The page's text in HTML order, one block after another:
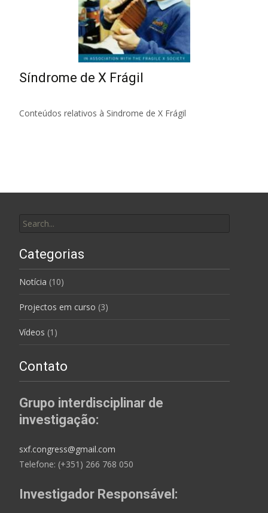
Síndrome de X Frágil
Conteúdos relativos à Sindrome de X Frágil
Categorias
Notícia (10)
Projectos em curso (3)
Vídeos (1)
Contato
Grupo interdisciplinar de
investigação:
sxf.congress@gmail.com
Telefone: (+351) 266 768 050
Investigador Responsável: